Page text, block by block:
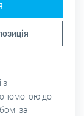
з
до
за